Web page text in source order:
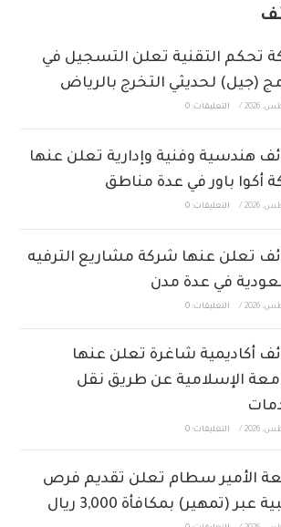
تحكم التقنية تعلن التسجيل في
(جيل) لحديثي التخرج بالرياض
/ التعليقات: 0
هندسية وفنية وإدارية تعلن عنها
أكوا باور في عدة مناطق
/ التعليقات: 0
تعلن عنها شركة مشاريع الترفيه
في عدة مدن
/ التعليقات: 0
أكاديمية شاغرة تعلن عنها
الإسلامية عن طريق نقل
/ التعليقات: 0
الأمير سطام تعلن تقديم فرص
عبر (تمهير) بمكافأة 3,000 ريال